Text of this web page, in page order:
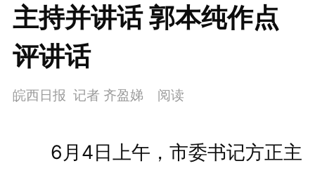
主持并讲话 郭本纯作点
评讲话
皖西日报 记者 齐盈娣 阅读
6月4日上午，市委书记方正主